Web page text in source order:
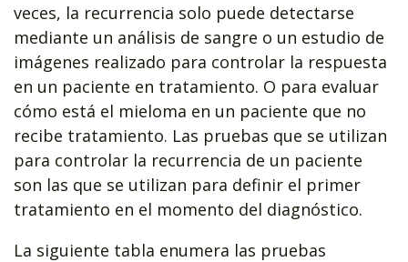
veces, la recurrencia solo puede detectarse
mediante un análisis de sangre o un estudio de
imágenes realizado para controlar la respuesta
en un paciente en tratamiento. O para evaluar
cómo está el mieloma en un paciente que no
recibe tratamiento. Las pruebas que se utilizan
para controlar la recurrencia de un paciente
son las que se utilizan para definir el primer
tratamiento en el momento del diagnóstico.
La siguiente tabla enumera las pruebas